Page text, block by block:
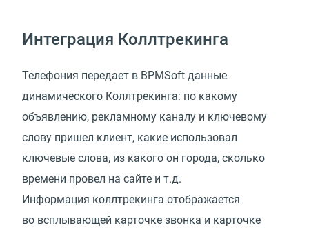
Интеграция Коллтрекинга
Телефония передает в BPMSoft данные
динамического Коллтрекинга: по какому
объявлению, рекламному каналу и ключевому
слову пришел клиент, какие использовал
ключевые слова, из какого он города, сколько
времени провел на сайте и т.д.
Информация коллтрекинга отображается
во всплывающей карточке звонка и карточке